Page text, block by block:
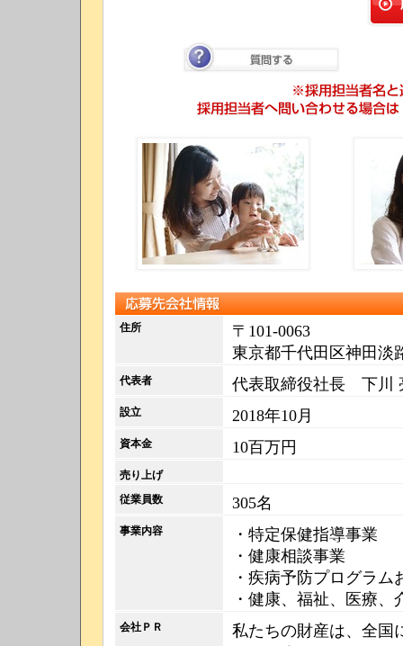
応募先会社情報
住所
〒101-0063
東京都千代田区神田淡
代表者 代表取締役社長 下川
設立 2018年10月
資本金 10百万円
売り上げ
従業員数
305名
事業内容
・特定保健指導事業
・健康相談事業
・疾病予防プログラ
・健康、福祉、医療
会社ＰＲ
私たちの財産は、全国